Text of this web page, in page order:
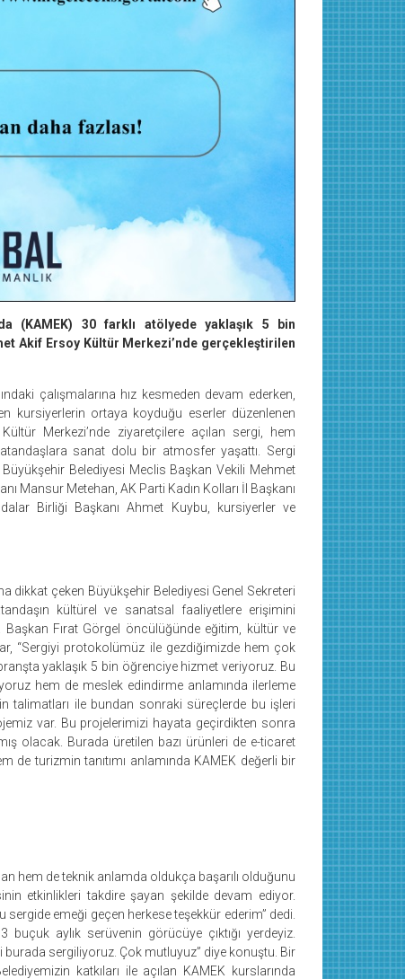
(KAMEK) 30 farklı atölyede yaklaşık 5 bin
Akif Ersoy Kültür Merkezi’nde gerçekleştirilen
çalışmalarına hız kesmeden devam ederken,
kursiyerlerin ortaya koyduğu eserler düzenlenen
Merkezi’nde ziyaretçilere açılan sergi, hem
sanat dolu bir atmosfer yaşattı. Sergi
Büyükşehir Belediyesi Meclis Başkan Vekili Mehmet
Mansur Metehan, AK Parti Kadın Kolları İl Başkanı
Birliği Başkanı Ahmet Kuybu, kursiyerler ve
dikkat çeken Büyükşehir Belediyesi Genel Sekreteri
kültürel ve sanatsal faaliyetlere erişimini
Fırat Görgel öncülüğünde eğitim, kültür ve
“Sergiyi protokolümüz ile gezdiğimizde hem çok
yaklaşık 5 bin öğrenciye hizmet veriyoruz. Bu
hem de meslek edindirme anlamında ilerleme
talimatları ile bundan sonraki süreçlerde bu işleri
var. Bu projelerimizi hayata geçirdikten sonra
olacak. Burada üretilen bazı ürünleri de e-ticaret
de turizmin tanıtımı anlamında KAMEK değerli bir
hem de teknik anlamda oldukça başarılı olduğunu
etkinlikleri takdire şayan şekilde devam ediyor.
emeği geçen herkese teşekkür ederim” dedi.
aylık serüvenin görücüye çıktığı yerdeyiz.
burada sergiliyoruz. Çok mutluyuz” diye konuştu. Bir
katkıları ile açılan KAMEK kurslarında